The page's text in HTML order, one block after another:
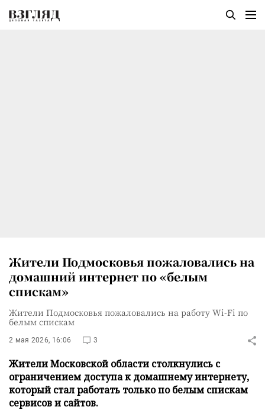
Жители Подмосковья пожаловались на
домашний интернет по «белым
спискам»
Жители Подмосковья пожаловались на работу Wi-Fi по
белым спискам
2 мая 2026, 16:06 3
Жители Московской области столкнулись с
ограничением доступа к домашнему интернету,
который стал работать только по белым спискам
сервисов и сайтов.